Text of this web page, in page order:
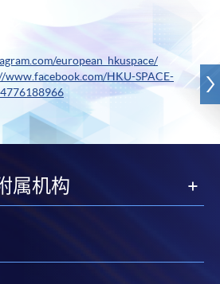
european_hkuspace/
www.facebook.com/HKU-SPACE-
属机构